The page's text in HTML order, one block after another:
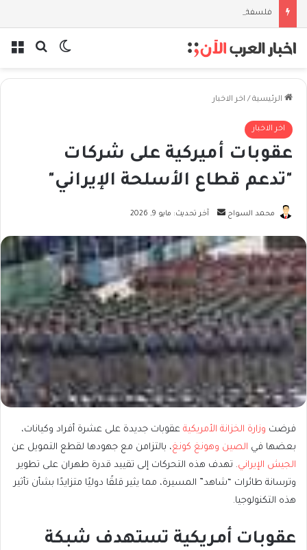
فلسفة الخيط والموج: نصف قرن في مدرسة البحر مع غسان المزيدي
بحثالوضع
الرئيسية / اخر الاخبار
اخر الاخبار
عقوبات أميركية على شركات
"تدعم قطاع الأسلحة الإيراني"
محمد السواح
أرسل
إلكترونيا
آخر تحديث: مايو 9, 2026
فرضت وزارة الخزانة الأمريكية عقوبات جديدة على عشرة أفراد وكيانات،
بعضها في الصين وهونغ كونغ، بالتزامن مع جهودها لقطع التمويل عن
الجيش الإيراني. تهدف هذه التحركات إلى تقييد قدرة طهران على تطوير
وترسانة طائرات “شاهد” المسيرة، مما يثير قلقًا دوليًا متزايدًا بشأن تأثير
هذه التكنولوجيا.
عقوبات أمريكية تستهدف شبكة